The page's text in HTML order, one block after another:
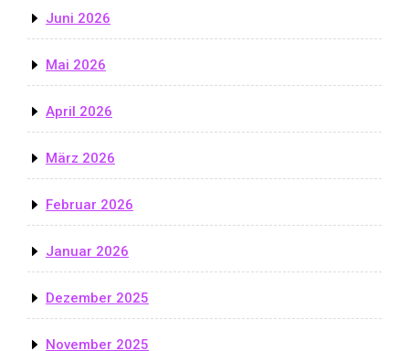
Juni 2026
Mai 2026
April 2026
März 2026
Februar 2026
Januar 2026
Dezember 2025
November 2025